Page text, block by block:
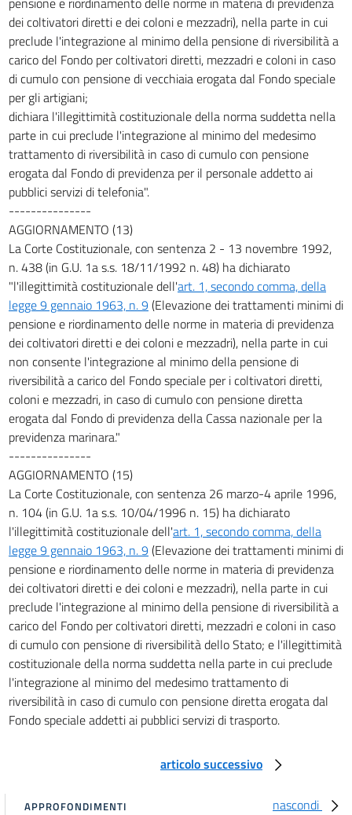
dei coltivatori diretti e dei coloni e mezzadri), nella parte in cui
preclude l'integrazione al minimo della pensione di riversibilità a
carico del Fondo per coltivatori diretti, mezzadri e coloni in caso
di cumulo con pensione di vecchiaia erogata dal Fondo speciale
per gli artigiani;
dichiara l'illegittimità costituzionale della norma suddetta nella
parte in cui preclude l'integrazione al minimo del medesimo
trattamento di riversibilità in caso di cumulo con pensione
erogata dal Fondo di previdenza per il personale addetto ai
pubblici servizi di telefonia".
---------------
AGGIORNAMENTO (13)
La Corte Costituzionale, con sentenza 2 - 13 novembre 1992,
n. 438 (in G.U. 1a s.s. 18/11/1992 n. 48) ha dichiarato
"l'illegittimità costituzionale dell'art. 1, secondo comma, della
legge 9 gennaio 1963, n. 9 (Elevazione dei trattamenti minimi di
pensione e riordinamento delle norme in materia di previdenza
dei coltivatori diretti e dei coloni e mezzadri), nella parte in cui
non consente l'integrazione al minimo della pensione di
riversibilità a carico del Fondo speciale per i coltivatori diretti,
coloni e mezzadri, in caso di cumulo con pensione diretta
erogata dal Fondo di previdenza della Cassa nazionale per la
previdenza marinara."
---------------
AGGIORNAMENTO (15)
La Corte Costituzionale, con sentenza 26 marzo-4 aprile 1996,
n. 104 (in G.U. 1a s.s. 10/04/1996 n. 15) ha dichiarato
l'illegittimità costituzionale dell'art. 1, secondo comma, della
legge 9 gennaio 1963, n. 9 (Elevazione dei trattamenti minimi di
pensione e riordinamento delle norme in materia di previdenza
dei coltivatori diretti e dei coloni e mezzadri), nella parte in cui
preclude l'integrazione al minimo della pensione di riversibilità a
carico del Fondo per coltivatori diretti, mezzadri e coloni in caso
di cumulo con pensione di riversibilità dello Stato; e l'illegittimità
costituzionale della norma suddetta nella parte in cui preclude
l'integrazione al minimo del medesimo trattamento di
riversibilità in caso di cumulo con pensione diretta erogata dal
Fondo speciale addetti ai pubblici servizi di trasporto.
articolo successivo
nascondi
APPROFONDIMENTI